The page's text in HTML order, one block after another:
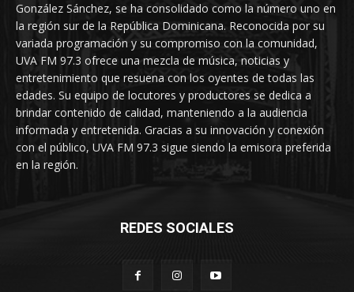
González Sánchez, se ha consolidado como la número uno en
la región sur de la República Dominicana. Reconocida por su
variada programación y su compromiso con la comunidad,
UVA FM 97.3 ofrece una mezcla de música, noticias y
entretenimiento que resuena con los oyentes de todas las
edades. Su equipo de locutores y productores se dedica a
brindar contenido de calidad, manteniendo a la audiencia
informada y entretenida. Gracias a su innovación y conexión
con el público, UVA FM 97.3 sigue siendo la emisora preferida
en la región.
REDES SOCIALES